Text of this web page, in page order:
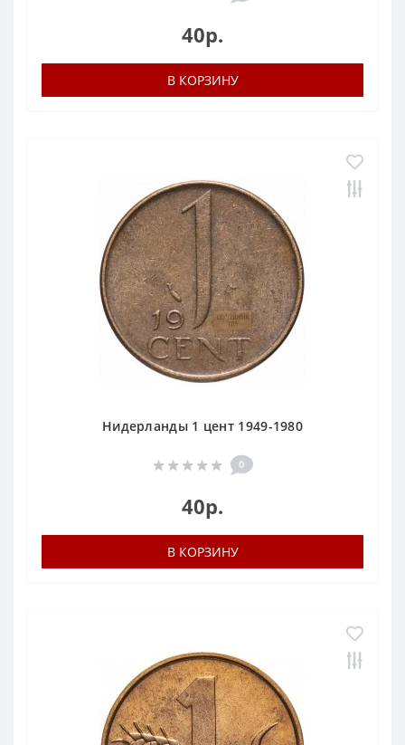
40р.
В КОРЗИНУ
Нидерланды 1 цент 1949-1980
0
40р.
В КОРЗИНУ